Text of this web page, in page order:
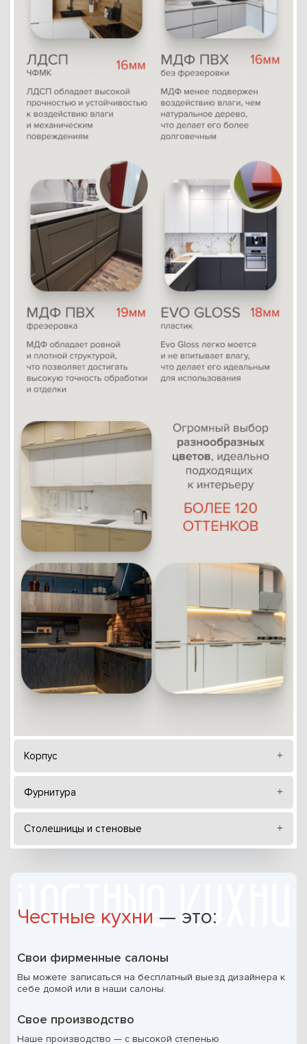
Корпус
Фурнитура
Столешницы и стеновые
Честные кухни — это:
Свои фирменные салоны
Вы можете записаться на бесплатный выезд дизайнера к
себе домой или в наши салоны.
Свое производство
Наше производство — с высокой степенью